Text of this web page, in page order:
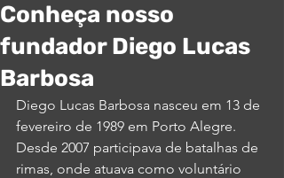
Conheça nosso
fundador Diego Lucas
Barbosa
Diego Lucas Barbosa nasceu em 13 de
fevereiro de 1989 em Porto Alegre.
Desde 2007 participava de batalhas de
rimas, onde atuava como voluntário